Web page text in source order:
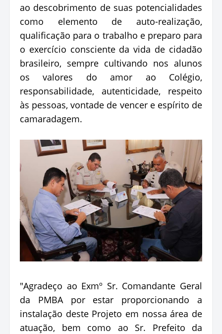
ao descobrimento de suas potencialidades
como elemento de auto-realização,
qualificação para o trabalho e preparo para
o exercício consciente da vida de cidadão
brasileiro, sempre cultivando nos alunos
os valores do amor ao Colégio,
responsabilidade, autenticidade, respeito
às pessoas, vontade de vencer e espírito de
camaradagem.
"Agradeço ao Exmº Sr. Comandante Geral
da PMBA por estar proporcionando a
instalação deste Projeto em nossa área de
atuação, bem como ao Sr. Prefeito da